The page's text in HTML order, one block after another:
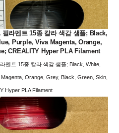
라멘트 15종 칼라 색감 샘플; Black,
Purple, Viva Magenta, Orange,
CREALITY Hyper PLA Filament
멘트 15종 칼라 색감 샘플; Black, White,
Orange, Grey, Black, Green, Skin,
Hyper PLA Filament